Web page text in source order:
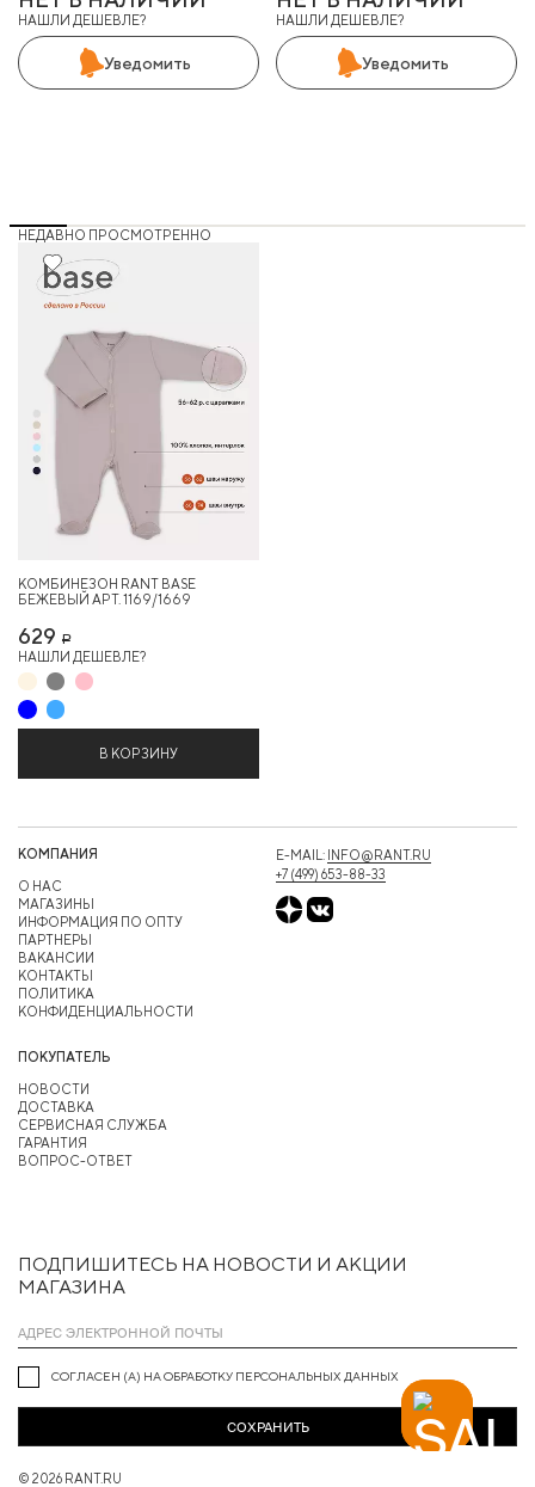
НАШЛИ ДЕШЕВЛЕ?
Уведомить
НАШЛИ ДЕШЕВЛЕ?
Уведомить
НЕДАВНО ПРОСМОТРЕННО
КОМБИНЕЗОН RANT BASE
БЕЖЕВЫЙ АРТ. 1169/1669
629 Р
НАШЛИ ДЕШЕВЛЕ?
В КОРЗИНУ
ПОДПИШИТЕСЬ НА НОВОСТИ И АКЦИИ
МАГАЗИНА
СОГЛАСЕН (А) НА ОБРАБОТКУ ПЕРСОНАЛЬНЫХ ДАННЫХ
СОХРАНИТЬ
КОМПАНИЯ
О НАС
МАГАЗИНЫ
ИНФОРМАЦИЯ ПО ОПТУ
ПАРТНЕРЫ
ВАКАНСИИ
КОНТАКТЫ
ПОЛИТИКА
КОНФИДЕНЦИАЛЬНОСТИ
ПОКУПАТЕЛЬ
НОВОСТИ
ДОСТАВКА
СЕРВИСНАЯ СЛУЖБА
ГАРАНТИЯ
ВОПРОС-ОТВЕТ
E-MAIL: INFO@RANT.RU
+7 (499) 653-88-33
© 2026 RANT.RU